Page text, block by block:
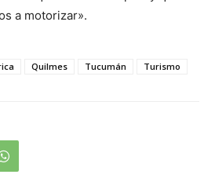
a motorizar».
Quilmes Tucumán Turismo